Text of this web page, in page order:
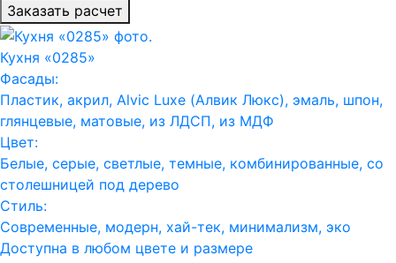
Заказать расчет
Кухня «0285»
Фасады:
Пластик, акрил, Alvic Luxe (Алвик Люкс), эмаль, шпон,
глянцевые, матовые, из ЛДСП, из МДФ
Цвет:
Белые, серые, светлые, темные, комбинированные, со
столешницей под дерево
Стиль:
Современные, модерн, хай-тек, минимализм, эко
Доступна в любом цвете и размере